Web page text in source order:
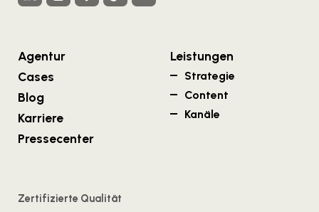
Agentur
Cases
Blog
Karriere
Pressecenter
Leistungen
Strategie
Content
Kanäle
Zertifizierte Qualität